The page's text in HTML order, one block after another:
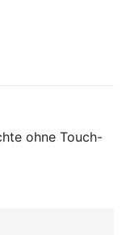
ohne Touch-